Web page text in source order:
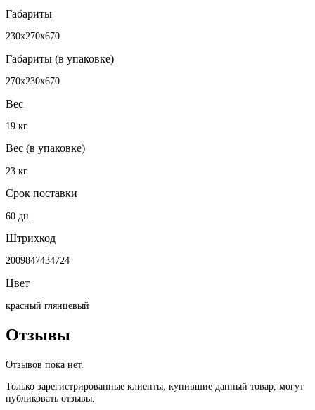
Габариты
230х270х670
Габариты (в упаковке)
270х230х670
Вес
19 кг
Вес (в упаковке)
23 кг
Срок поставки
60 дн.
Штрихкод
2009847434724
Цвет
красный глянцевый
Отзывы
Отзывов пока нет.
Только зарегистрированные клиенты, купившие данный товар, могут
публиковать отзывы.